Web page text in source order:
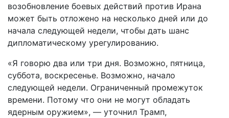
возобновление боевых действий против Ирана
может быть отложено на несколько дней или до
начала следующей недели, чтобы дать шанс
дипломатическому урегулированию.
«Я говорю два или три дня. Возможно, пятница,
суббота, воскресенье. Возможно, начало
следующей недели. Ограниченный промежуток
времени. Потому что они не могут обладать
ядерным оружием», — уточнил Трамп,